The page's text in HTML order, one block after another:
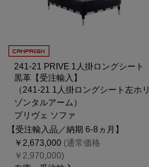
241-21 PRIVE 1人掛ロングシート
黒革【受注輸入】
（241-21 1人掛ロングシート左ホリ
ゾンタルアーム）
プリヴェ ソファ
【受注輸入品／納期 6-8ヵ月】
￥2,673,000 (通常価格
￥2,970,000)